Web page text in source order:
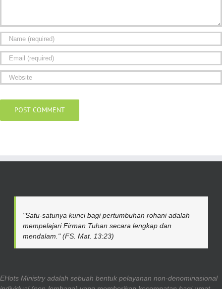
"Satu-satunya kunci bagi pertumbuhan rohani adalah
mempelajari Firman Tuhan secara lengkap dan
mendalam." (FS. Mat. 13:23)
EHots Ministry adalah sebuah bentuk pelayanan non-denominasional